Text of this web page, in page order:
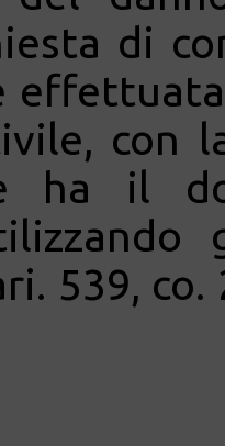
di
con
ha il
539,